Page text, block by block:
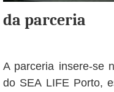
da parceria
A parceria insere-se
do SEA LIFE Porto,